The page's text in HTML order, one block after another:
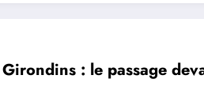
Girondins : le passage